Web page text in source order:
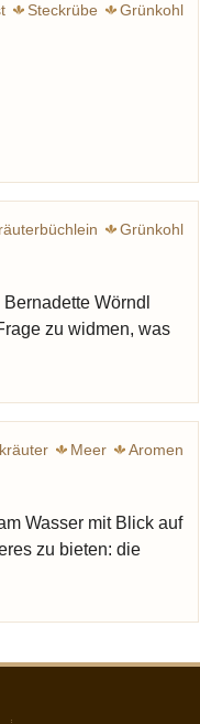
Steckrübe
Grünkohl
Grünkohl
Wörndl
zu widmen, was
Meer
Aromen
Wasser mit Blick auf
zu bieten: die